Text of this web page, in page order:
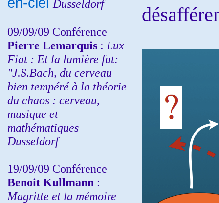
Dusseldorf
09/09/09 Conférence
Pierre Lemarquis : Lux
Fiat : Et la lumière fut:
"J.S.Bach, du cerveau
bien tempéré à la théorie
du chaos : cerveau,
musique et
mathématiques
Dusseldorf
19/09/09 Conférence
Benoit Kullmann :
Magritte et la mémoire